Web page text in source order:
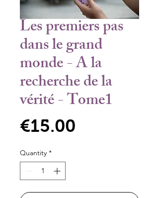
Les premiers pas
dans le grand
monde - A la
recherche de la
vérité - Tome1
€15.00
Quantity *